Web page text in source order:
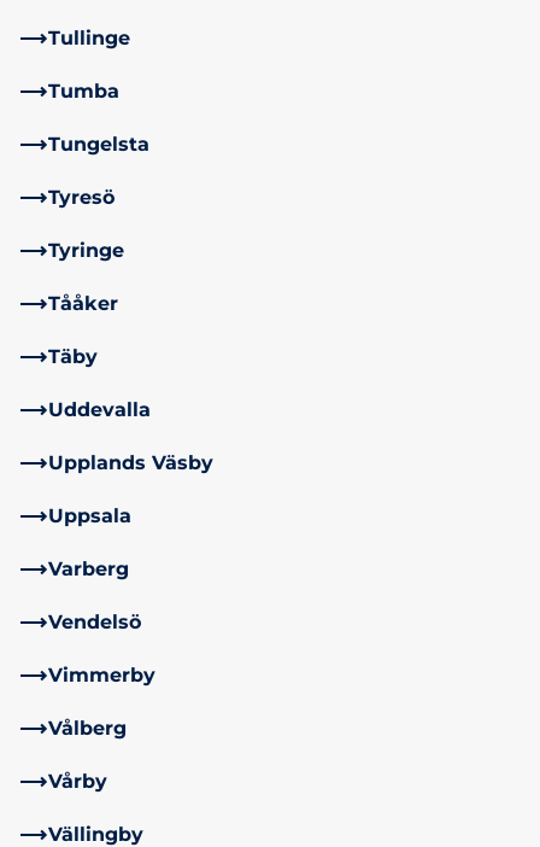
Tullinge
Tumba
Tungelsta
Tyresö
Tyringe
Tååker
Täby
Uddevalla
Upplands Väsby
Uppsala
Varberg
Vendelsö
Vimmerby
Vålberg
Vårby
Vällingby